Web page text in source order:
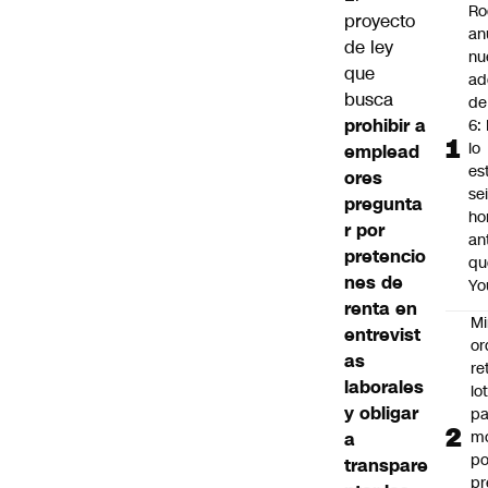
proyecto
de ley
que
busca
prohibir a
emplead
ores
pregunta
r por
pretencio
nes de
renta en
entrevist
as
laborales
y obligar
a
transpare
6:
lo